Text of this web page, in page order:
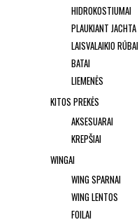
HIDROKOSTIUMAI
PLAUKIANT JACHTA
LAISVALAIKIO RŪBAI
BATAI
LIEMENĖS
KITOS PREKĖS
AKSESUARAI
KREPŠIAI
WINGAI
WING SPARNAI
WING LENTOS
FOILAI